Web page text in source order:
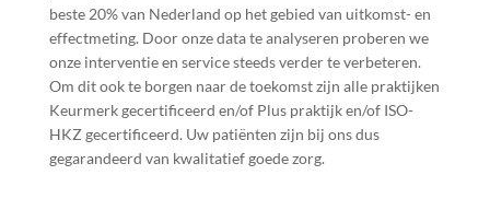
beste 20% van Nederland op het gebied van uitkomst- en
effectmeting. Door onze data te analyseren proberen we
onze interventie en service steeds verder te verbeteren.
Om dit ook te borgen naar de toekomst zijn alle praktijken
Keurmerk gecertificeerd en/of Plus praktijk en/of ISO-
HKZ gecertificeerd. Uw patiënten zijn bij ons dus
gegarandeerd van kwalitatief goede zorg.